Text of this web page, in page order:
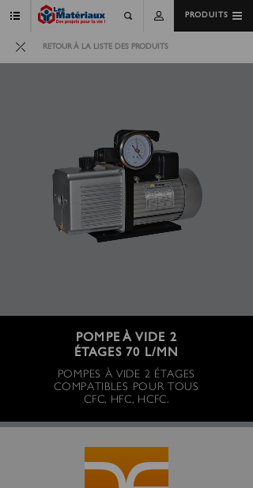
PRODUITS
RETOUR À LA LISTE DES PRODUITS
POMPE À VIDE 2
ÉTAGES 70 L/MN
POMPES À VIDE 2 ÉTAGES
COMPATIBLES POUR TOUS
CFC, HFC, HCFC.